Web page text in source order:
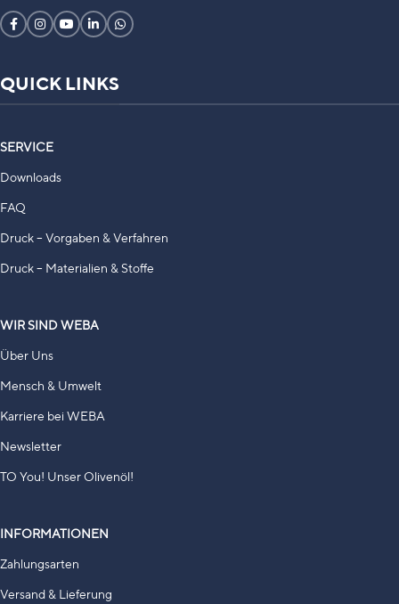
QUICK LINKS
SERVICE
Downloads
FAQ
Druck – Vorgaben & Verfahren
Druck – Materialien & Stoffe
WIR SIND WEBA
Über Uns
Mensch & Umwelt
Karriere bei WEBA
Newsletter
TO You! Unser Olivenöl!
INFORMATIONEN
Zahlungsarten
Versand & Lieferung